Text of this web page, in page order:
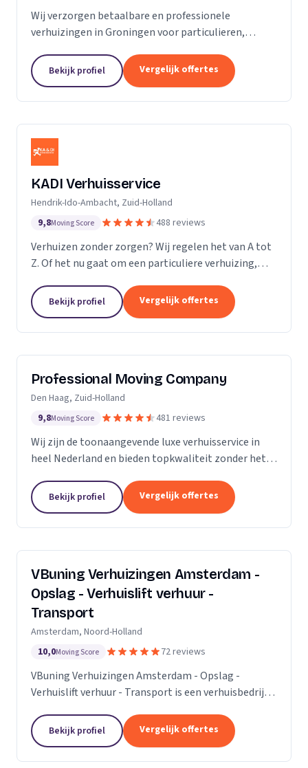
Wij verzorgen betaalbare en professionele
verhuizingen in Groningen voor particulieren,
Bekijk profiel Vergelijk offertes
KADI Verhuisservice
Hendrik-Ido-Ambacht, Zuid-Holland
9,8Moving Score 488 reviews
Verhuizen zonder zorgen? Wij regelen het van A tot
Z. Of het nu gaat om een particuliere verhuizing,
snel, zorgvuldig en betrouwbaar. Van inpakken en
monteren tot transport en tijdelijke opslag — u
kunt op ons rekenen. Met onze professionele
Bekijk profiel Vergelijk offertes
Professional Moving Company
Den Haag, Zuid-Holland
9,8Moving Score 481 reviews
Wij zijn de toonaangevende luxe verhuisservice in
heel Nederland en bieden topkwaliteit zonder het
verhuisproces te transformeren in een naadloze en...
Bekijk profiel Vergelijk offertes
VBuning Verhuizingen Amsterdam -
Opslag - Verhuislift verhuur -
Transport
Amsterdam, Noord-Holland
10,0Moving Score 72 reviews
VBuning Verhuizingen Amsterdam - Opslag -
Verhuislift verhuur - Transport is een verhuisbedrijf
Bekijk profiel Vergelijk offertes